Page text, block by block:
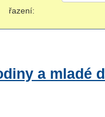
řazení:
a mladé